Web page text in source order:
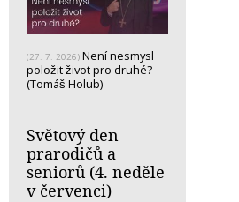
(27. 7. 2026) Není nesmysl
položit život pro druhé?
(Tomáš Holub)
Světový den
prarodičů a
seniorů (4. neděle
v červenci)